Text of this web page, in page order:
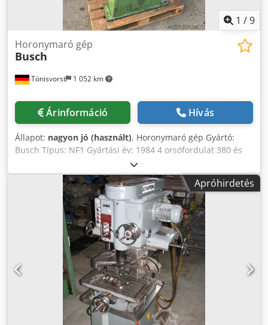
1 /9
Tönisvorst 1 052 km
Horonymaró gép
Busch
Árinformáció Hívás
Állapot: nagyon jó (használt), Horonymaró gép Gyártó:
Busch Típus: NF1 Gyártási év: 1984 4 orsófordulat 380 és
1500 ford/perc között Motor: 380 V Asztalfelület: 600 x 250
mm Orsó motor: 380 V Teljesítmény: 1,1 kW Súly: 780 kg
Méretek: Magasság raklappal: 1860 mm Szélesség: 1300
mm Codpozdt Hpjfx Anqjha Mélység: 950 mm
Apróhirdetés